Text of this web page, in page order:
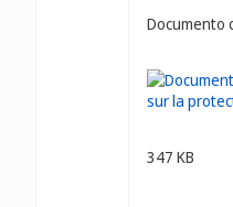
Documento
347 KB